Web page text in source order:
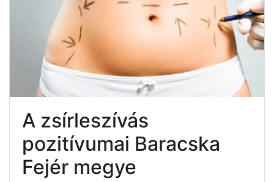
A zsírleszívás
pozitívumai Baracska
Fejér megye